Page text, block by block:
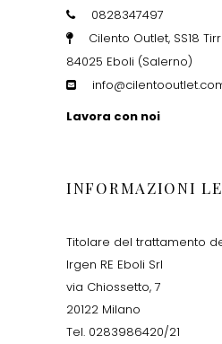
0828347497
Cilento Outlet, SS18
84025 Eboli (Salerno)
Lavora con noi
INFORMAZIONI
Titolare del trattamento
Irgen RE Eboli Srl
via Chiossetto, 7
20122 Milano
Tel. 0283986420/21